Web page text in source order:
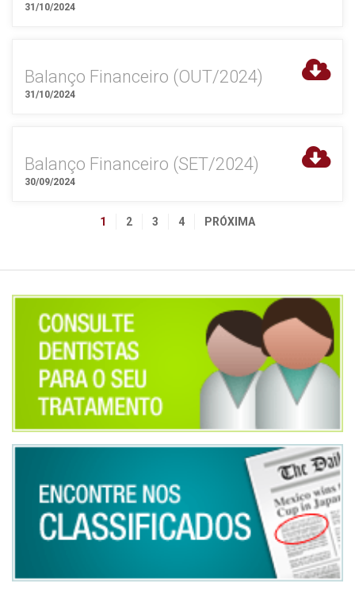
31/10/2024
Balanço Financeiro (OUT/2024)
31/10/2024
Balanço Financeiro (SET/2024)
30/09/2024
1 2 3 4 PRÓXIMA